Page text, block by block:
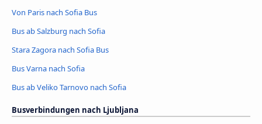
Von Paris nach Sofia Bus
Bus ab Salzburg nach Sofia
Stara Zagora nach Sofia Bus
Bus Varna nach Sofia
Bus ab Veliko Tarnovo nach Sofia
Busverbindungen nach Ljubljana